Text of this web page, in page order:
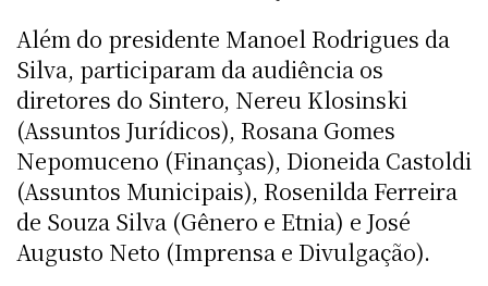
Além do presidente Manoel Rodrigues da
Silva, participaram da audiência os
diretores do Sintero, Nereu Klosinski
(Assuntos Jurídicos), Rosana Gomes
Nepomuceno (Finanças), Dioneida Castoldi
(Assuntos Municipais), Rosenilda Ferreira
de Souza Silva (Gênero e Etnia) e José
Augusto Neto (Imprensa e Divulgação).